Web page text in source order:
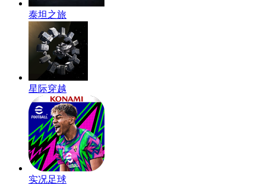
泰坦之旅
星际穿越
实况足球